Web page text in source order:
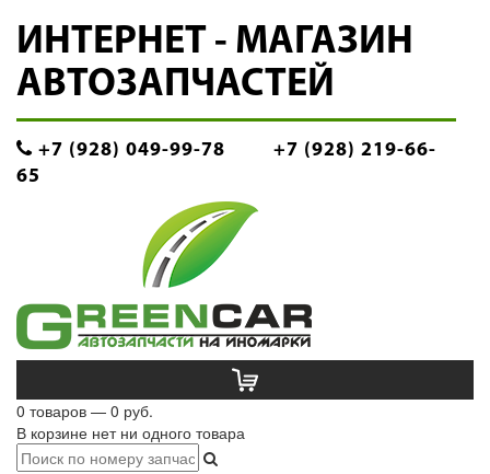
ИНТЕРНЕТ - МАГАЗИН
АВТОЗАПЧАСТЕЙ
+7 (928) 049-99-78
+7 (928) 219-66-
65
0 товаров — 0 руб.
В корзине нет ни одного товара